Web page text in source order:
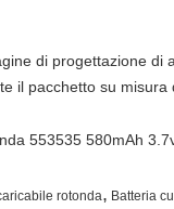
di progettazione di
il pacchetto su misura
rotonda, Batteria